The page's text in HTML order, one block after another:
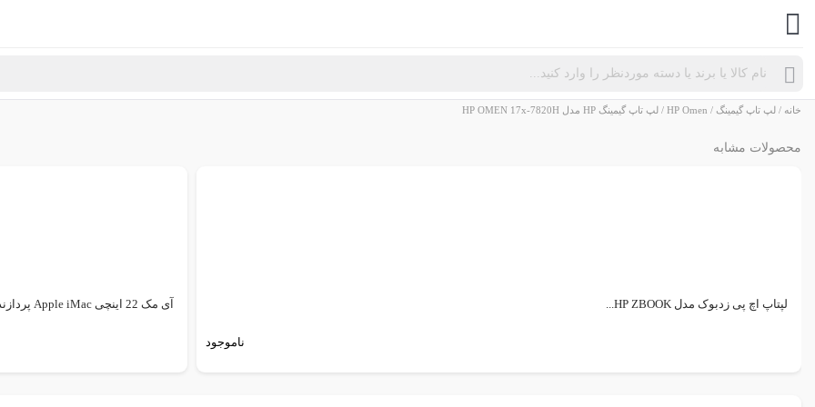
خانه / لپ تاپ گیمینگ /
HP Omen / لپ تاپ گیمینگ HP مدل HP OMEN 17x-7820H
محصولات مشابه
لپتاپ اچ پی زدبوک مدل HP ZBOOK...
ناموجود
آی مک 22 اینچی Apple iMac پردازنده...